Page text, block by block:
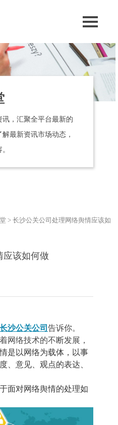
，汇聚全平台最新的
最新资讯市场动态，
> 长沙公关公司处理网络舆情应该如
应该如何做
长沙公关公司 告诉你。
网络技术的不断发展，
是以网络为载体，以事
、意见、观点的表达、
面对网络舆情的处理如